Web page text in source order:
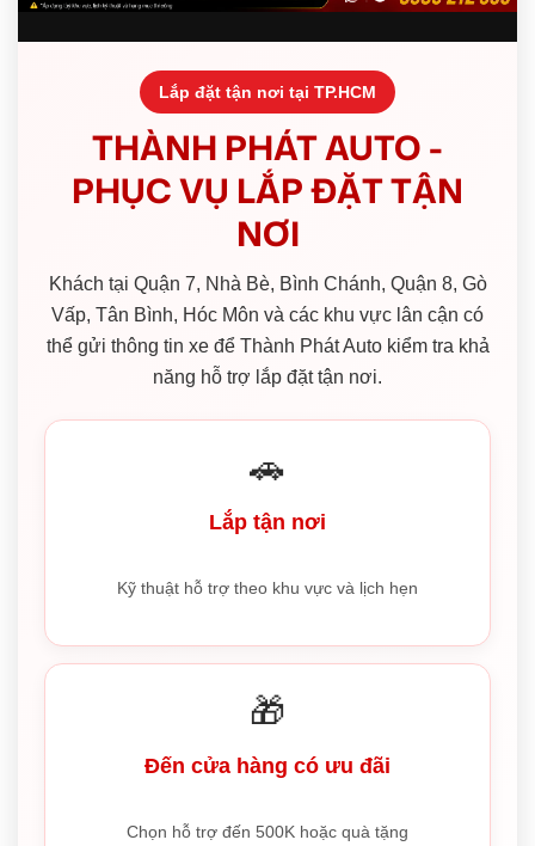
Lắp đặt tận nơi tại TP.HCM
THÀNH PHÁT AUTO -
PHỤC VỤ LẮP ĐẶT TẬN
NƠI
Khách tại Quận 7, Nhà Bè, Bình Chánh, Quận 8, Gò
Vấp, Tân Bình, Hóc Môn và các khu vực lân cận có
thể gửi thông tin xe để Thành Phát Auto kiểm tra khả
năng hỗ trợ lắp đặt tận nơi.
🚗
Lắp tận nơi
Kỹ thuật hỗ trợ theo khu vực và lịch hẹn
🎁
Đến cửa hàng có ưu đãi
Chọn hỗ trợ đến 500K hoặc quà tặng